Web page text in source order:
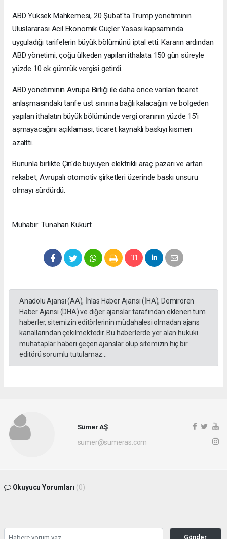
ABD Yüksek Mahkemesi, 20 Şubat'ta Trump yönetiminin
Uluslararası Acil Ekonomik Güçler Yasası kapsamında
uyguladığı tarifelerin büyük bölümünü iptal etti. Kararın ardından
ABD yönetimi, çoğu ülkeden yapılan ithalata 150 gün süreyle
yüzde 10 ek gümrük vergisi getirdi.
ABD yönetiminin Avrupa Birliği ile daha önce varılan ticaret
anlaşmasındaki tarife üst sınırına bağlı kalacağını ve bölgeden
yapılan ithalatın büyük bölümünde vergi oranının yüzde 15'i
aşmayacağını açıklaması, ticaret kaynaklı baskıyı kısmen
azalttı.
Bununla birlikte Çin'de büyüyen elektrikli araç pazarı ve artan
rekabet, Avrupalı otomotiv şirketleri üzerinde baskı unsuru
olmayı sürdürdü.
Muhabir: Tunahan Kükürt
Anadolu Ajansı (AA), İhlas Haber Ajansı (İHA), Demirören
Haber Ajansı (DHA) ve diğer ajanslar tarafından eklenen tüm
haberler, sitemizin editörlerinin müdahalesi olmadan ajans
kanallarından çekilmektedir. Bu haberlerde yer alan hukuki
muhataplar haberi geçen ajanslar olup sitemizin hiç bir
editörü sorumlu tutulamaz...
Sümer AŞ
sumer@sumeras.com
Okuyucu Yorumları (0)
Gönder